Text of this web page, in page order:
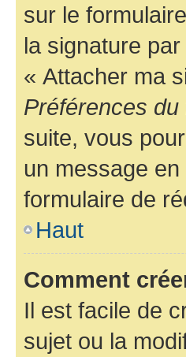
sur le
la signature
« Attacher ma
Préférences
suite, vous
un message
formulaire de
Haut
Comment
Il est facile de
sujet ou la